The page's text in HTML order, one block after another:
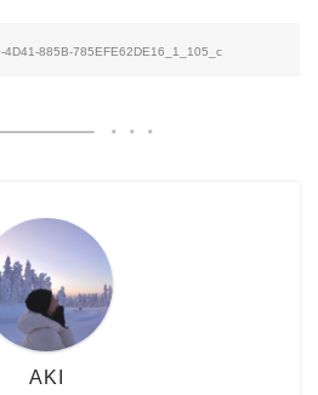
4D41-885B-785EFE62DE16_1_105_c
AKI